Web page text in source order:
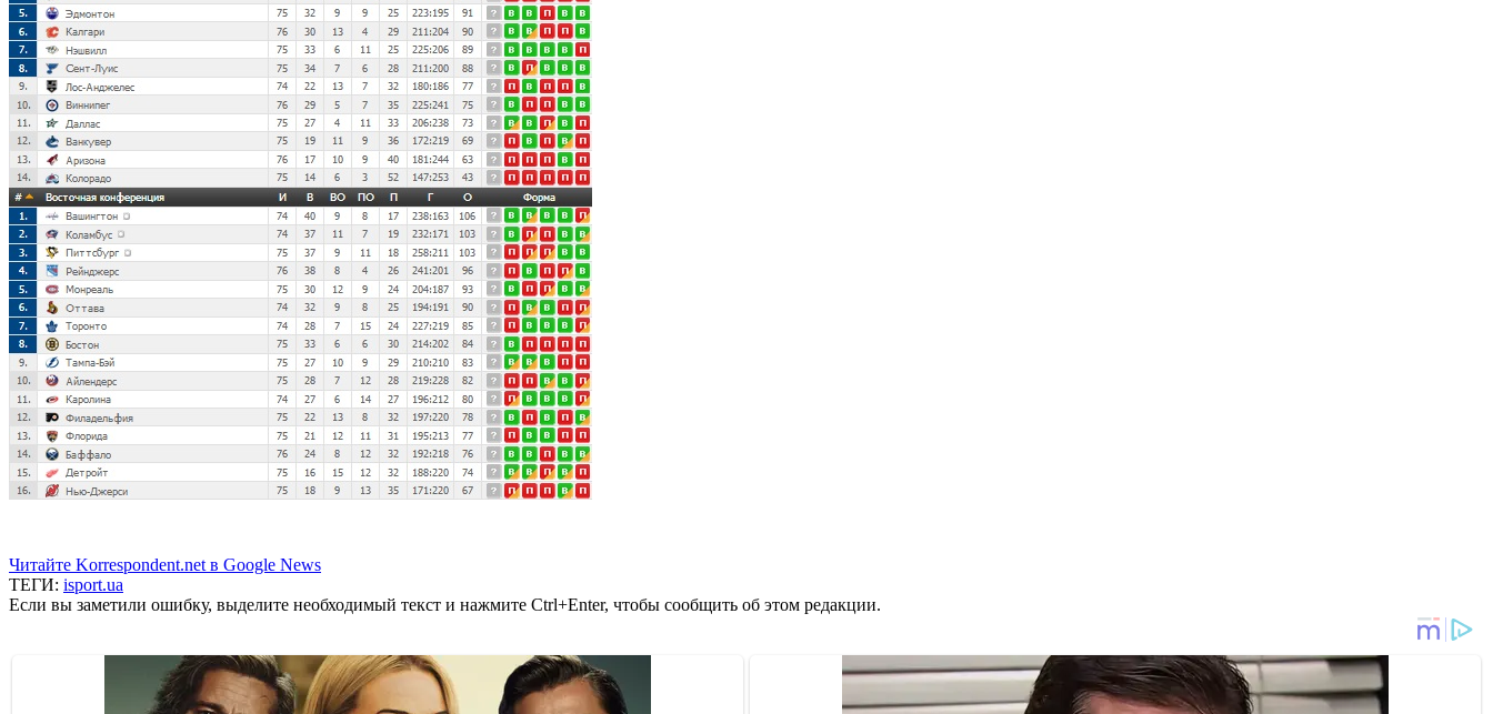
Читайте Korrespondent.net в Google News
ТЕГИ: isport.ua
Если вы заметили ошибку, выделите необходимый текст и нажмите Ctrl+Enter, чтобы сообщить об этом редакции.